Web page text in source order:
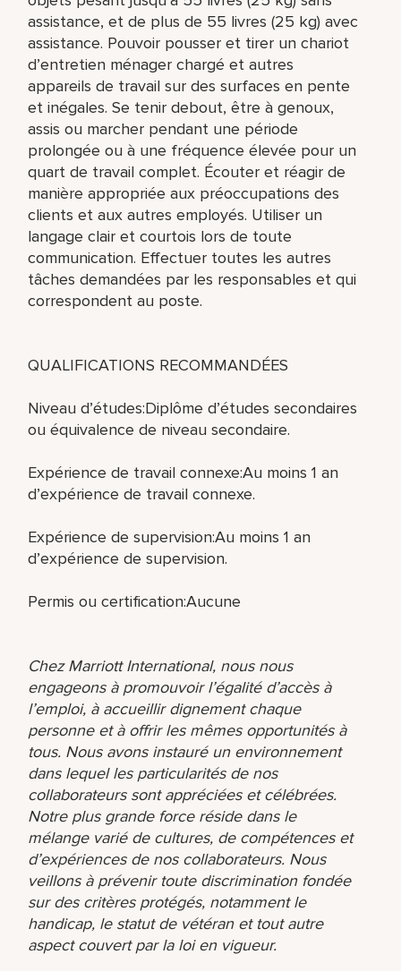
assistance, et de plus de 55 livres (25 kg) avec
assistance. Pouvoir pousser et tirer un chariot
d’entretien ménager chargé et autres
appareils de travail sur des surfaces en pente
et inégales. Se tenir debout, être à genoux,
assis ou marcher pendant une période
prolongée ou à une fréquence élevée pour un
quart de travail complet. Écouter et réagir de
manière appropriée aux préoccupations des
clients et aux autres employés. Utiliser un
langage clair et courtois lors de toute
communication. Effectuer toutes les autres
tâches demandées par les responsables et qui
correspondent au poste.
QUALIFICATIONS RECOMMANDÉES
Niveau d’études:Diplôme d’études secondaires
ou équivalence de niveau secondaire.
Expérience de travail connexe:Au moins 1 an
d’expérience de travail connexe.
Expérience de supervision:Au moins 1 an
d’expérience de supervision.
Permis ou certification:Aucune
Chez Marriott International, nous nous
engageons à promouvoir l’égalité d’accès à
l’emploi, à accueillir dignement chaque
personne et à offrir les mêmes opportunités à
tous. Nous avons instauré un environnement
dans lequel les particularités de nos
collaborateurs sont appréciées et célébrées.
Notre plus grande force réside dans le
mélange varié de cultures, de compétences et
d’expériences de nos collaborateurs. Nous
veillons à prévenir toute discrimination fondée
sur des critères protégés, notamment le
handicap, le statut de vétéran et tout autre
aspect couvert par la loi en vigueur.